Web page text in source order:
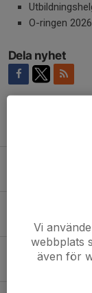
O-ringen
Dela nyhet
10 jul,
7 jun,
Vi
webbplats
även för